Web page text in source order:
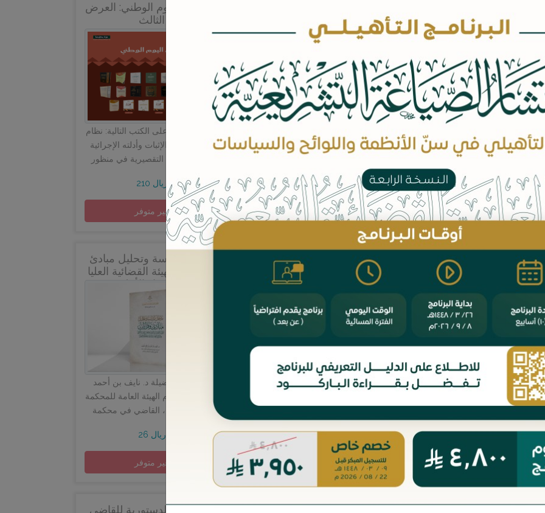
مجموعة اليوم الوطني: العرض
الثالث
العرض يحتوي على الكتب التالية: نظام
الإثبات وأدلته الإجرائية:&nbsp; انقر
هنا المسؤولية التقصيرية في منظور
210 ريال
غير متوفر
25 ريال
اضف للسلة
المنافسات والمشتريات
( نسخة فاخرة )
75 ريال
اضف للسلة
مدخل لدراسة وتحليل مبادئ
وقرارات الهيئة القضائية العليا
ومجلس القضاء الأعلى بهيئتيه
العامة والدائمة والمحكمة
العليا
كتاب مهم لفضيلة د. نايف بن أحمد
الحمد (أمين عام الهيئة العامة للمحكمة
العليا -سابقا-، القاضي في محكمة
26 ريال
غير متوفر
نظام الشركات ولوائحه
التنفيذية مع الفهارس
تشرُف الجمعية العلمية القضائية
تصافح أياديكم الكريمة بهذه النسخة
32 ريال
غير متوفر
في الأنظمة العدلية في
المملكة العربية السعودية
دكتوراة حازت على مرتبة
وهي الأولى في هذا الموضوع
وتهدف الرسالة إلى خدمة
الشرعي وبيان تفوقه في
20 ريال
اضف للسلة
الضمانات الدستورية للقاضي
مشاركة سائر الورثة للمصالح
نظرات في كتاب الدولة